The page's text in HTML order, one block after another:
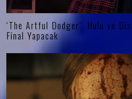
‘The Artful Dodger’, Hulu ve
Final Yapacak